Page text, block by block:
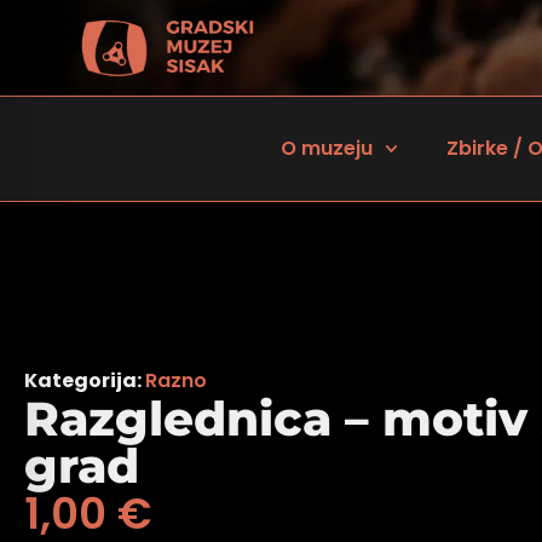
O muzeju Zbirke /
Kategorija:Razno
Razglednica – motiv
grad
1,00 €
za osobe sa oštećenjem vida